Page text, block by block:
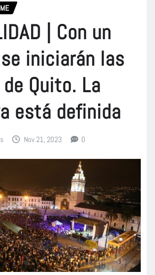
| Con un
iniciarán las
Quito. La
está definida
Nov 21, 2023 0